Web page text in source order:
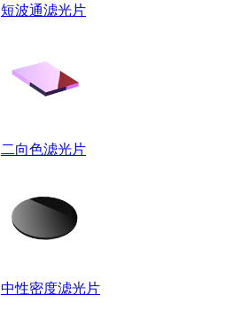
短波通滤光片
二向色滤光片
中性密度滤光片